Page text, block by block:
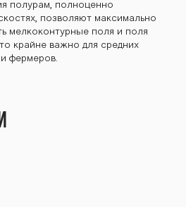
254К
BTZ-
254К
BTZ-
полурам, полноценно
позволяют максимально
мелкоконтурные поля и поля
крайне важно для средних
фермеров.